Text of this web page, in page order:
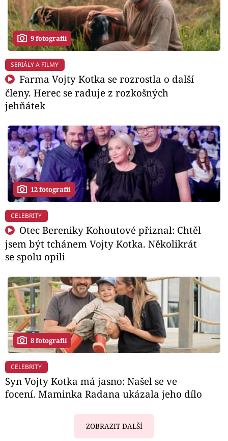
9 fotografií
SERIÁLY A FILMY
Farma Vojty Kotka se rozrostla o další
členy. Herec se raduje z rozkošných
jehňátek
12 fotografií
CELEBRITY
Otec Bereniky Kohoutové přiznal: Chtěl
jsem být tchánem Vojty Kotka. Několikrát
se spolu opili
8 fotografií
CELEBRITY
Syn Vojty Kotka má jasno: Našel se ve
focení. Maminka Radana ukázala jeho dílo
ZOBRAZIT DALŠÍ